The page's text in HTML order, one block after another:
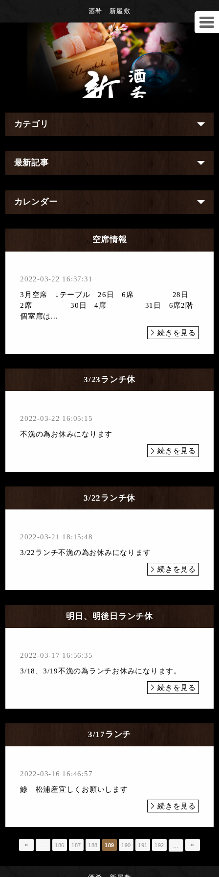
酒肴 新屋敷
カテゴリ
最新記事
カレンダー
空席情報
2022-03-22 16:37:31
3月空席 ↓テーブル 26日 6席 28日
2席 30日 4席 31日 6席2階
個室席は...
続きを見る
3/23ランチ休
2022-03-22 16:05:15
不漁の為お休みになります
続きを見る
3/22ランチ休
2022-03-21 18:15:48
3/22ランチ不漁の為お休みになります
続きを見る
明日、明後日ランチ休
2022-03-17 16:56:35
3/18、3/19不漁の為ランチお休みになります。
続きを見る
3/17ランチ
2022-03-16 16:46:57
鯵 松浦産宜しくお願いします
続きを見る
« 186 187 188 189 190 191 192 »